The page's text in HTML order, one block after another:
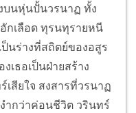
บนหุ่นปั้นวรนาฏ ทั้ง
กเลือด ทุรนทุรายหนี
ป็นร่างที่สถิตย์ของอสูร
เธอเป็นฝ่ายสร้าง
สียใจ สงสารที่วรนาฏ
ำกว่าค่อนชีวิต วรินทร์